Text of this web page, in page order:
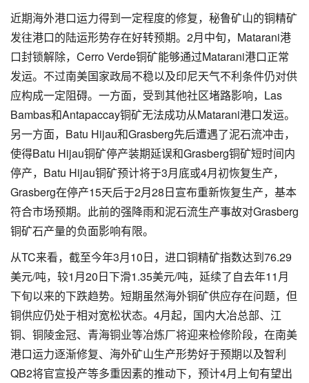
近期海外港口运力得到一定程度的修复，秘鲁矿山的铜精矿
发往港口的陆运形势存在好转预期。2月中旬，Matarani港
口封锁解除，Cerro Verde铜矿能够通过Matarani港口正常
发运。不过南美国家政局不稳以及印尼天气不利条件仍对供
应构成一定阻碍。一方面，受到其他社区堵路影响，Las
Bambas和Antapaccay铜矿无法成功从Matarani港口发运。
另一方面，Batu Hijau和Grasberg先后遭遇了泥石流冲击，
使得Batu Hijau铜矿停产装期延误和Grasberg铜矿短时间内
停产，Batu Hijau铜矿预计将于3月底或4月初恢复生产，
Grasberg在停产15天后于2月28日宣布重新恢复生产，基本
符合市场预期。此前的强降雨和泥石流生产事故对Grasberg
铜矿石产量的负面影响有限。
从TC来看，截至今年3月10日，进口铜精矿指数达到76.29
美元/吨，较1月20日下滑1.35美元/吨，延续了自去年11月
下旬以来的下跌趋势。短期虽然海外铜矿供应存在问题，但
铜供应仍处于相对宽松状态。4月起，国内大冶总部、江
铜、铜陵金冠、青海铜业等冶炼厂将迎来检修阶段，在南美
港口运力逐渐修复、海外矿山生产形势好于预期以及智利
QB2将官宣投产等多重因素的推动下，预计4月上旬有望出